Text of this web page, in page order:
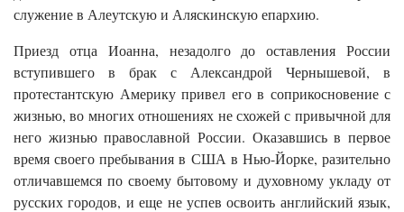
служение в Алеутскую и Аляскинскую епархию.
Приезд отца Иоанна, незадолго до оставления России
вступившего в брак с Александрой Чернышевой, в
протестантскую Америку привел его в соприкосновение с
жизнью, во многих отношениях не схожей с привычной для
него жизнью православной России. Оказавшись в первое
время своего пребывания в США в Нью-Йорке, разительно
отличавшемся по своему бытовому и духовному укладу от
русских городов, и еще не успев освоить английский язык,